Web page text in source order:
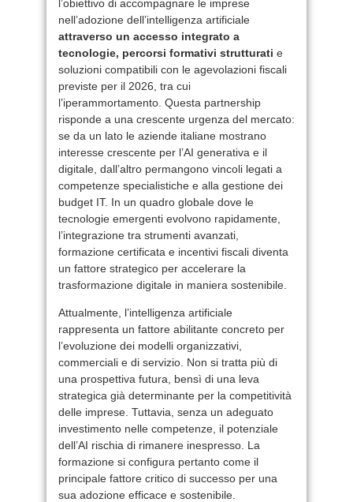
l’obiettivo di accompagnare le imprese
nell’adozione dell’intelligenza artificiale
attraverso un accesso integrato a
tecnologie, percorsi formativi strutturati e
soluzioni compatibili con le agevolazioni fiscali
previste per il 2026, tra cui
l’iperammortamento. Questa partnership
risponde a una crescente urgenza del mercato:
se da un lato le aziende italiane mostrano
interesse crescente per l’AI generativa e il
digitale, dall’altro permangono vincoli legati a
competenze specialistiche e alla gestione dei
budget IT. In un quadro globale dove le
tecnologie emergenti evolvono rapidamente,
l’integrazione tra strumenti avanzati,
formazione certificata e incentivi fiscali diventa
un fattore strategico per accelerare la
trasformazione digitale in maniera sostenibile.
Attualmente, l’intelligenza artificiale
rappresenta un fattore abilitante concreto per
l’evoluzione dei modelli organizzativi,
commerciali e di servizio. Non si tratta più di
una prospettiva futura, bensì di una leva
strategica già determinante per la competitività
delle imprese. Tuttavia, senza un adeguato
investimento nelle competenze, il potenziale
dell’AI rischia di rimanere inespresso. La
formazione si configura pertanto come il
principale fattore critico di successo per una
sua adozione efficace e sostenibile.